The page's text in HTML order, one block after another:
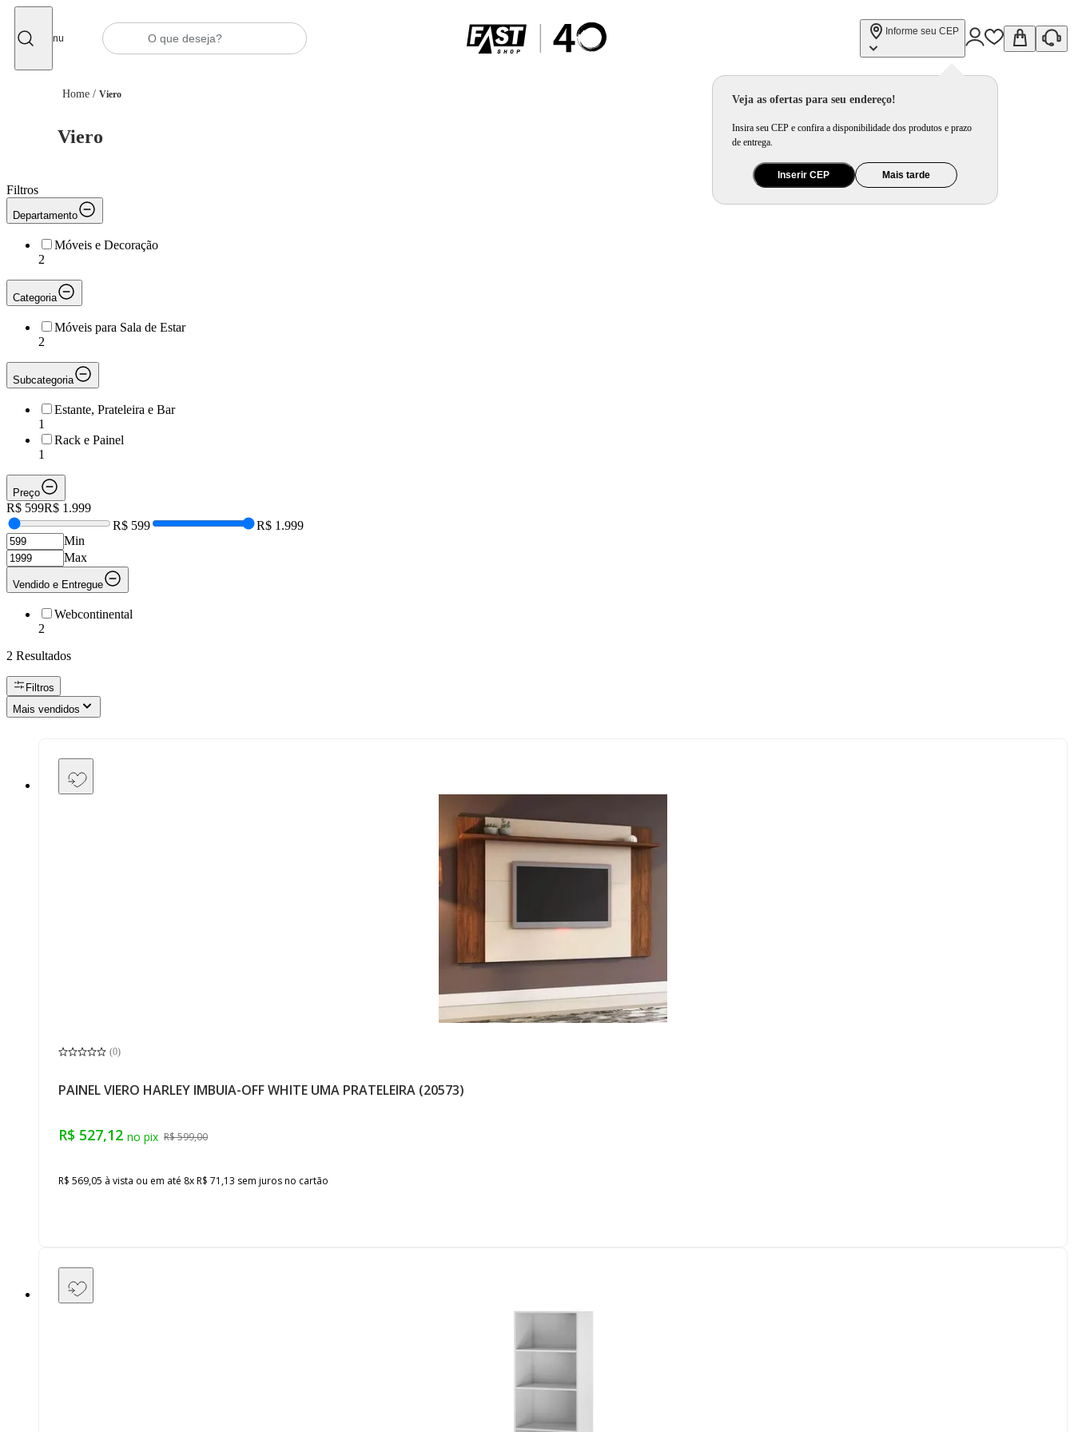
Menu
Informe seu CEP
Veja as ofertas para seu endereço!
Insira seu CEP e confira a disponibilidade dos produtos e prazo
de entrega.
Inserir CEP Mais tarde
Home / Viero
Viero
Filtros
Departamento
Móveis e Decoração
2
Categoria
Móveis para Sala de Estar
2
Subcategoria
Estante, Prateleira e Bar
1
Rack e Painel
1
Preço
R$ 599R$ 1.999
R$ 599
R$ 1.999
Min
Max
Vendido e Entregue
Webcontinental
2
2 Resultados
Filtros
Mais vendidos
(0)
PAINEL VIERO HARLEY IMBUIA-OFF WHITE UMA PRATELEIRA (20573)
R$ 527,12 R$ 599,00
R$ 569,05 à vista ou em até 8xR$ 71,13 sem jurosno cartão